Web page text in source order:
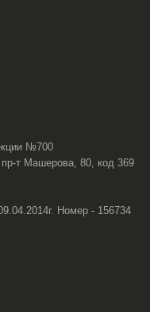
№700
т Машерова, 80, код 369
Номер - 156734